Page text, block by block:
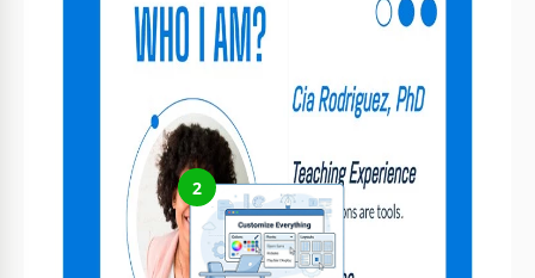
Obtenez votre document
Cliquez sur "Modifier le modèle" pour créer une copie
2